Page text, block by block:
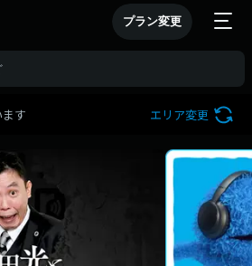
プラン変更
す エリア変更